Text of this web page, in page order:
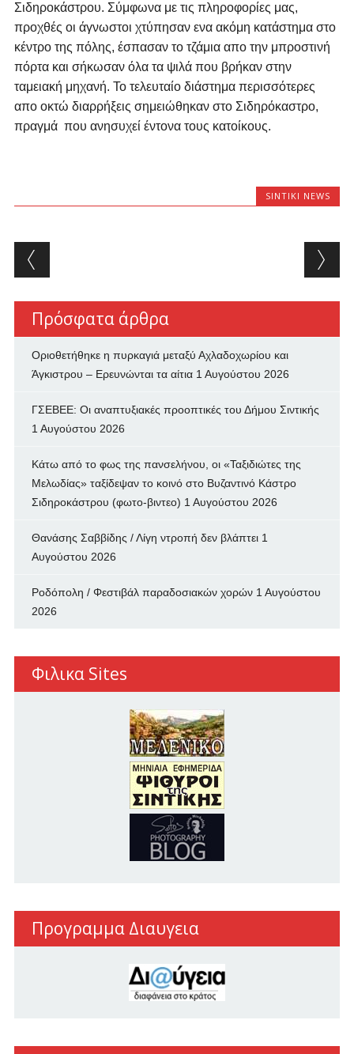
Σιδηροκάστρου. Σύμφωνα με τις πληροφορίες μας,
προχθές οι άγνωστοι χτύπησαν ενα ακόμη κατάστημα στο
κέντρο της πόλης, έσπασαν το τζάμια απο την μπροστινή
πόρτα και σήκωσαν όλα τα ψιλά που βρήκαν στην
ταμειακή μηχανή. Το τελευταίο διάστημα περισσότερες
απο οκτώ διαρρήξεις σημειώθηκαν στο Σιδηρόκαστρο,
πραγμά που ανησυχεί έντονα τους κατοίκους.
SINTIKI NEWS
Post navigation
Πρόσφατα άρθρα
Οριοθετήθηκε η πυρκαγιά μεταξύ Αχλαδοχωρίου και
Άγκιστρου – Ερευνώνται τα αίτια 1 Αυγούστου 2026
ΓΣΕΒΕΕ: Οι αναπτυξιακές προοπτικές του Δήμου Σιντικής
1 Αυγούστου 2026
Κάτω από το φως της πανσελήνου, οι «Ταξιδιώτες της
Μελωδίας» ταξίδεψαν το κοινό στο Βυζαντινό Κάστρο
Σιδηροκάστρου (φωτο-βιντεο) 1 Αυγούστου 2026
Θανάσης Σαββίδης / Λίγη ντροπή δεν βλάπτει 1
Αυγούστου 2026
Ροδόπολη / Φεστιβάλ παραδοσιακών χορών 1 Αυγούστου
2026
Φιλικα Sites
Προγραμμα Διαυγεια